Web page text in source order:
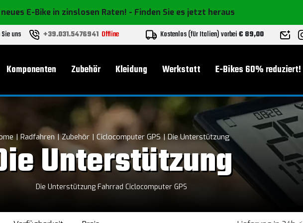
E-Bike in zinslosen Raten! - Finden Sie es jetzt heraus
uns +39.031.5476941 Offline Kostenlos (für Italien) vorbei€ 89,00
Komponenten Zubehör Kleidung Werkstatt E-Bikes 60% reduziert!
Radfahren Zubehör Ciclocomputer GPS Die Unterstützung
Unterstützung
Die Unterstützung Fahrrad Ciclocomputer GPS